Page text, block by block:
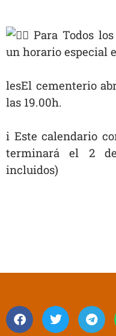
Para Todos
un horario especial
lesEl cementerio
las 19.00h.
i Este calendario
terminará el 2
incluidos)